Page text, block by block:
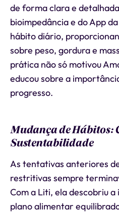
de forma clara e
bioimpedância e do App
hábito diário,
sobre peso, gordura e
prática não só motivou
educou sobre a
progresso.
Mudança de Hábitos:
Sustentabilidade
As tentativas anteriores
restritivas sempre
Com a Liti, ela descobriu
plano alimentar